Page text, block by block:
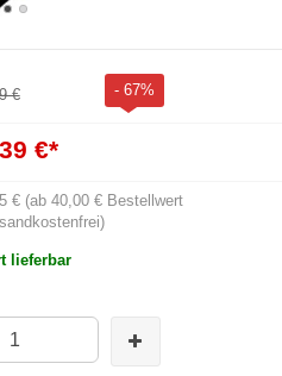
€ - 67%
€*
€ (ab 40,00 € Bestellwert
lieferbar